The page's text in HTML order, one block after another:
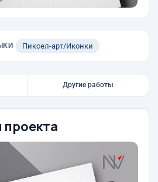
Пиксел-арт/Иконки
Другие работы